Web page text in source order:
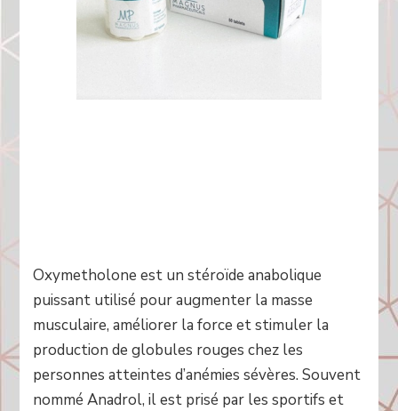
Oxymetholone est un stéroïde anabolique
puissant utilisé pour augmenter la masse
musculaire, améliorer la force et stimuler la
production de globules rouges chez les
personnes atteintes d’anémies sévères. Souvent
nommé Anadrol, il est prisé par les sportifs et